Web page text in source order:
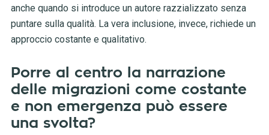
anche quando si introduce un autore razzializzato senza
puntare sulla qualità. La vera inclusione, invece, richiede un
approccio costante e qualitativo.
Porre al centro la narrazione
delle migrazioni come costante
e non emergenza può essere
una svolta?